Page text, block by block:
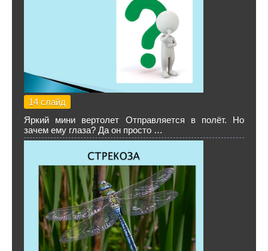
14 слайд
Яркий мини вертолет Отправляется в полёт. Но
зачем ему глаза? Да он просто …